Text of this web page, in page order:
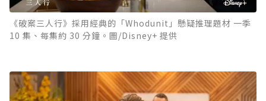
《破案三人行》採用經典的「Whodunit」懸疑推理題材 一季
10 集、每集約 30 分鐘。圖/Disney+ 提供